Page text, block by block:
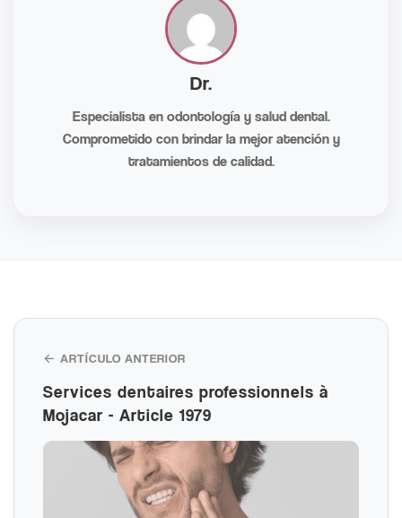
Dr.
Especialista en odontología y salud dental.
Comprometido con brindar la mejor atención y
tratamientos de calidad.
← ARTÍCULO ANTERIOR
Services dentaires professionnels à
Mojacar - Article 1979